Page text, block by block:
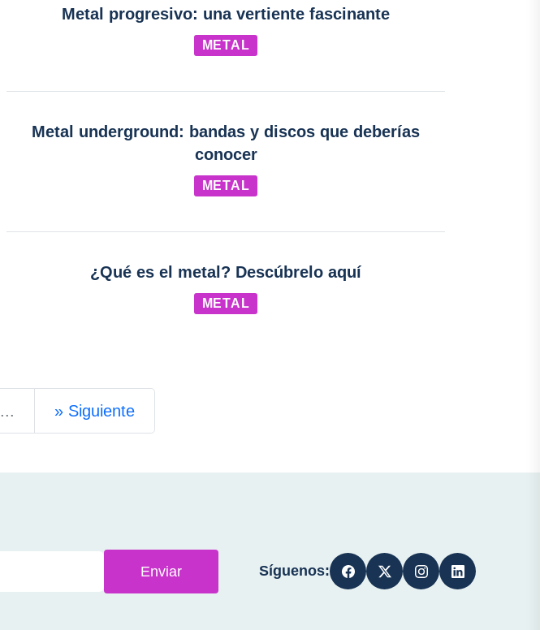
Metal progresivo: una vertiente fascinante
METAL
Metal underground: bandas y discos que deberías
conocer
METAL
¿Qué es el metal? Descúbrelo aquí
METAL
... » Siguiente
Enviar Síguenos: